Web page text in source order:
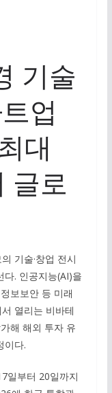
기술
업
대
글로
기술·창업 전시
. 인공지능(AI)을
보보안 등 미래
열리는 비바테
해 해외 투자 유
이다.
일부터 20일까지